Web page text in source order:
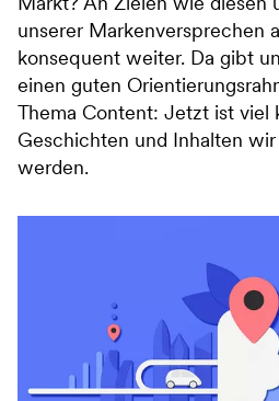
unserer Markenversprechen
konsequent weiter. Da gibt
einen guten
Thema Content: Jetzt ist viel
Geschichten und Inhalten
werden.